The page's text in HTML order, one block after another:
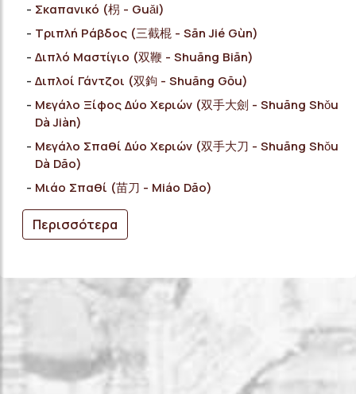
Σκαπανικό (枴 - Guǎi)
Τριπλή Ράβδος (三截棍 - Sān Jié Gùn)
Διπλό Μαστίγιο (双鞭 - Shuāng Biān)
Διπλοί Γάντζοι (双鉤 - Shuāng Gōu)
Μεγάλο Ξίφος Δύο Χεριών (双手大劍 - Shuāng Shǒu
Dà Jiàn)
Μεγάλο Σπαθί Δύο Χεριών (双手大刀 - Shuāng Shǒu
Dà Dāo)
Μιάο Σπαθί (苗刀 - Miáo Dāo)
Περισσότερα